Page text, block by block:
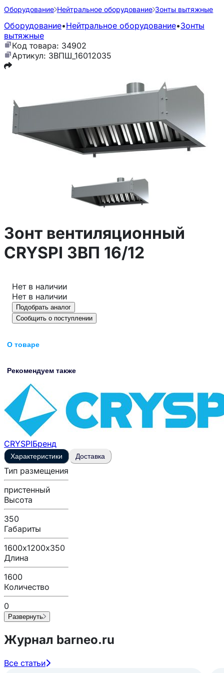
Оборудование Нейтральное оборудование Зонты вытяжные
Оборудование•Нейтральное оборудование•Зонты
вытяжные
Код товара: 34902
Артикул: ЗВПШ_16012035
Зонт вентиляционный
CRYSPI ЗВП 16/12
Нет в наличии
Нет в наличии
Подобрать аналог
Сообщить о поступлении
О товаре
Рекомендуем также
CRYSPIБренд
Характеристики Доставка
Тип размещения
пристенный
Высота
350
Габариты
1600х1200х350
Длина
1600
Количество
0
Развернуть
Журнал barneo.ru
Все статьи